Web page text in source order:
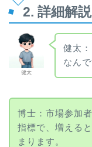
2. 詳細解
健太
健太
なん
博士：市場参加
指標で、増える
まります。